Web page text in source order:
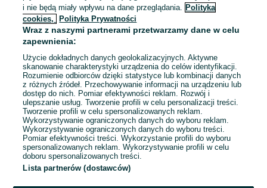
ZNALEŹLIŚMY 0
OGŁOSZEŃ
Sortowanie Opcje przeglądania
Przepraszamy, nie znaleźliśmy tego,
czego szukasz.
i nie będą miały wpływu na dane przeglądania. Polityka
cookies,
Polityka Prywatności
Wraz z naszymi partnerami przetwarzamy dane w celu
zapewnienia:
Użycie dokładnych danych geolokalizacyjnych. Aktywne
skanowanie charakterystyki urządzenia do celów identyfikacji.
Rozumienie odbiorców dzięki statystyce lub kombinacji danych
z różnych źródeł. Przechowywanie informacji na urządzeniu lub
dostęp do nich. Pomiar efektywności reklam. Rozwój i
ulepszanie usług. Tworzenie profili w celu personalizacji treści.
Tworzenie profili w celu spersonalizowanych reklam.
Wykorzystywanie ograniczonych danych do wyboru reklam.
Wykorzystywanie ograniczonych danych do wyboru treści.
Pomiar efektywności treści. Wykorzystanie profili do wyboru
spersonalizowanych reklam. Wykorzystywanie profili w celu
doboru spersonalizowanych treści.
Lista partnerów (dostawców)